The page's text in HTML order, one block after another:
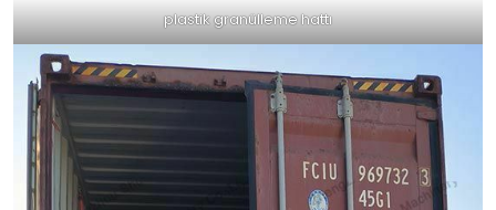
plastik granülleme hattı